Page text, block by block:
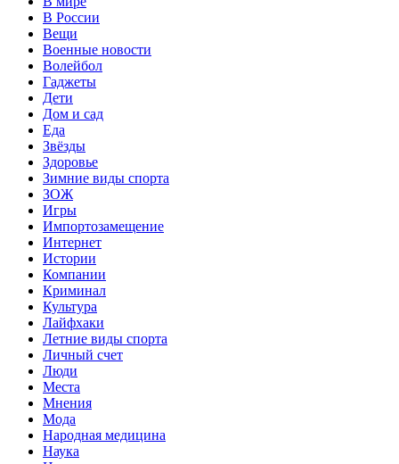
В России
Вещи
Военные новости
Волейбол
Гаджеты
Дети
Дом и сад
Еда
Звёзды
Здоровье
Зимние виды спорта
ЗОЖ
Игры
Импортозамещение
Интернет
Истории
Компании
Криминал
Культура
Лайфхаки
Летние виды спорта
Личный счет
Люди
Места
Мнения
Мода
Народная медицина
Наука